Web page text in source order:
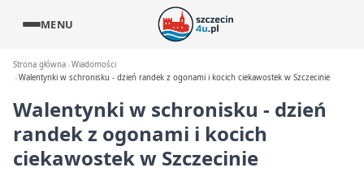
MENU
Strona główna Wiadomości
Walentynki w schronisku - dzień randek z ogonami i kocich ciekawostek w Szczecinie
Walentynki w schronisku - dzień
randek z ogonami i kocich
ciekawostek w Szczecinie